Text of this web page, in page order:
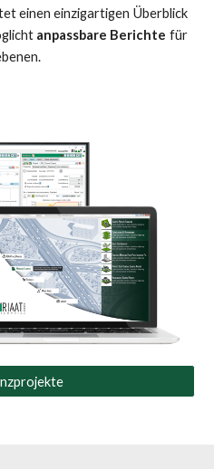
einen einzigartigen Überblick
anpassbare Berichte für